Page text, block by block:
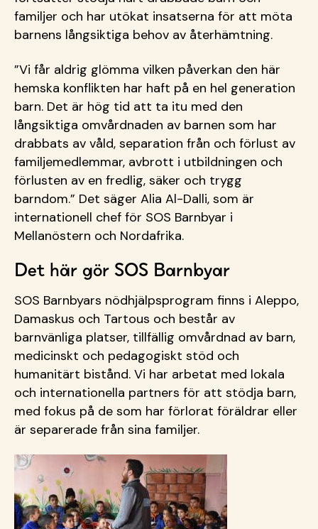
familjer och har utökat insatserna för att möta
barnens långsiktiga behov av återhämtning.
”Vi får aldrig glömma vilken påverkan den här
hemska konflikten har haft på en hel generation
barn. Det är hög tid att ta itu med den
långsiktiga omvårdnaden av barnen som har
drabbats av våld, separation från och förlust av
familjemedlemmar, avbrott i utbildningen och
förlusten av en fredlig, säker och trygg
barndom.” Det säger Alia Al-Dalli, som är
internationell chef för SOS Barnbyar i
Mellanöstern och Nordafrika.
Det här gör SOS Barnbyar
SOS Barnbyars nödhjälpsprogram finns i Aleppo,
Damaskus och Tartous och består av
barnvänliga platser, tillfällig omvårdnad av barn,
medicinskt och pedagogiskt stöd och
humanitärt bistånd. Vi har arbetat med lokala
och internationella partners för att stödja barn,
med fokus på de som har förlorat föräldrar eller
är separerade från sina familjer.